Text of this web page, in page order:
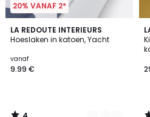
20% VANAF 2*
LA REDOUTE INTERIEURS
Hoeslaken in katoen, Yacht
vanaf
9.99 €
4
/
2
Kleuren
2